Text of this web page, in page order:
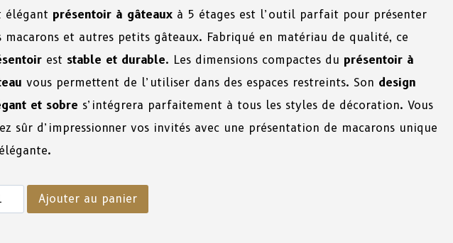
élégant présentoir à gâteaux à 5 étages est l’outil parfait pour présenter
macarons et autres petits gâteaux. Fabriqué en matériau de qualité, ce
est stable et durable. Les dimensions compactes du présentoir à
vous permettent de l’utiliser dans des espaces restreints. Son design
et sobre s’intégrera parfaitement à tous les styles de décoration. Vous
sûr d’impressionner vos invités avec une présentation de macarons unique
Ajouter au panier